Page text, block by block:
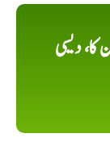
دیسی